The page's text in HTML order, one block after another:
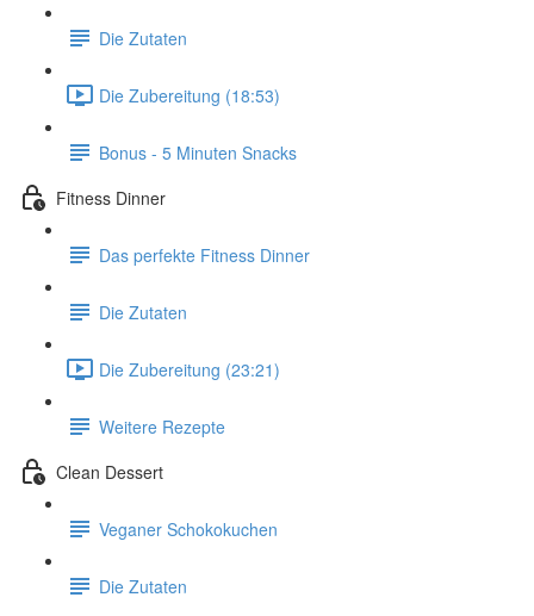
Die Zutaten
Die Zubereitung (18:53)
Bonus - 5 Minuten Snacks
Fitness Dinner
Das perfekte Fitness Dinner
Die Zutaten
Die Zubereitung (23:21)
Weitere Rezepte
Clean Dessert
Veganer Schokokuchen
Die Zutaten